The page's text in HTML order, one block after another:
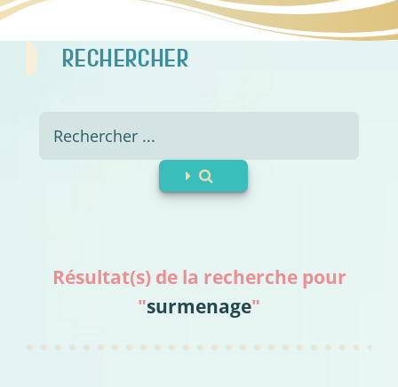
RECHERCHER
Résultat(s) de la recherche pour
"surmenage"